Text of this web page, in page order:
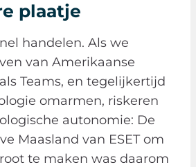
plaatje
handelen. Als we
van Amerikaanse
Teams, en tegelijkertijd
omarmen, riskeren
autonomie: De
Maasland van ESET om
te maken was daarom